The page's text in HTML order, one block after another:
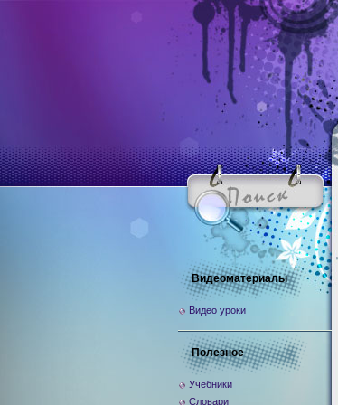
Видеоматериалы
Видео уроки
Полезное
Учебники
Словари